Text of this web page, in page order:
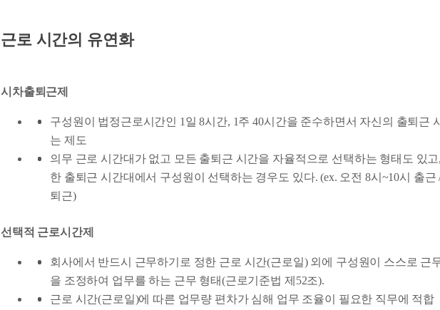
근로 시간의 유연화
시차출퇴근제
구성원이 법정근로시간인 1일 8시간, 1주 40시간을 준수하면서 자신의 출퇴근
는 제도
의무 근로 시간대가 없고 모든 출퇴근 시간을 자율적으로 선택하는 형태도 있
한 출퇴근 시간대에서 구성원이 선택하는 경우도 있다. (ex. 오전 8시~10시 출근
퇴근)
선택적 근로시간제
회사에서 반드시 근무하기로 정한 근로 시간(근로일) 외에 구성원이 스스로 근
을 조정하여 업무를 하는 근무 형태(근로기준법 제52조).
근로 시간(근로일)에 따른 업무량 편차가 심해 업무 조율이 필요한 직무에 적합